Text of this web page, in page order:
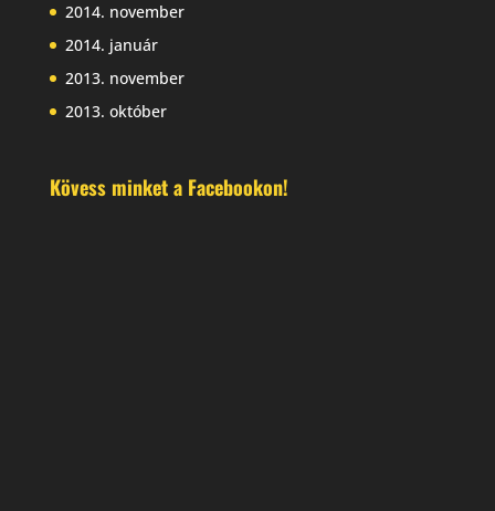
2014. november
2014. január
2013. november
2013. október
Kövess minket a Facebookon!